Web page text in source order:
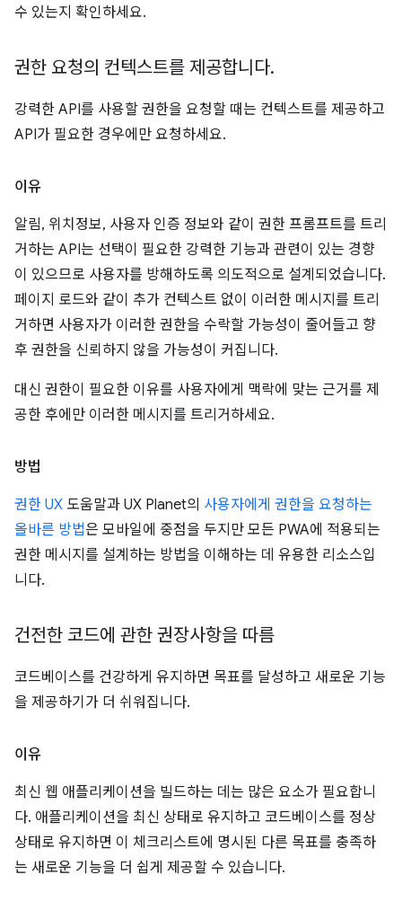
수 있는지 확인하세요.
권한 요청의 컨텍스트를 제공합니다.
강력한 API를 사용할 권한을 요청할 때는 컨텍스트를 제공하고
API가 필요한 경우에만 요청하세요.
이유
알림, 위치정보, 사용자 인증 정보와 같이 권한 프롬프트를 트리
거하는 API는 선택이 필요한 강력한 기능과 관련이 있는 경향
이 있으므로 사용자를 방해하도록 의도적으로 설계되었습니다.
페이지 로드와 같이 추가 컨텍스트 없이 이러한 메시지를 트리
거하면 사용자가 이러한 권한을 수락할 가능성이 줄어들고 향
후 권한을 신뢰하지 않을 가능성이 커집니다.
대신 권한이 필요한 이유를 사용자에게 맥락에 맞는 근거를 제
공한 후에만 이러한 메시지를 트리거하세요.
방법
권한 UX 도움말과 UX Planet의 사용자에게 권한을 요청하는
올바른 방법은 모바일에 중점을 두지만 모든 PWA에 적용되는
권한 메시지를 설계하는 방법을 이해하는 데 유용한 리소스입
니다.
건전한 코드에 관한 권장사항을 따름
코드베이스를 건강하게 유지하면 목표를 달성하고 새로운 기능
을 제공하기가 더 쉬워집니다.
이유
최신 웹 애플리케이션을 빌드하는 데는 많은 요소가 필요합니
다. 애플리케이션을 최신 상태로 유지하고 코드베이스를 정상
상태로 유지하면 이 체크리스트에 명시된 다른 목표를 충족하
는 새로운 기능을 더 쉽게 제공할 수 있습니다.